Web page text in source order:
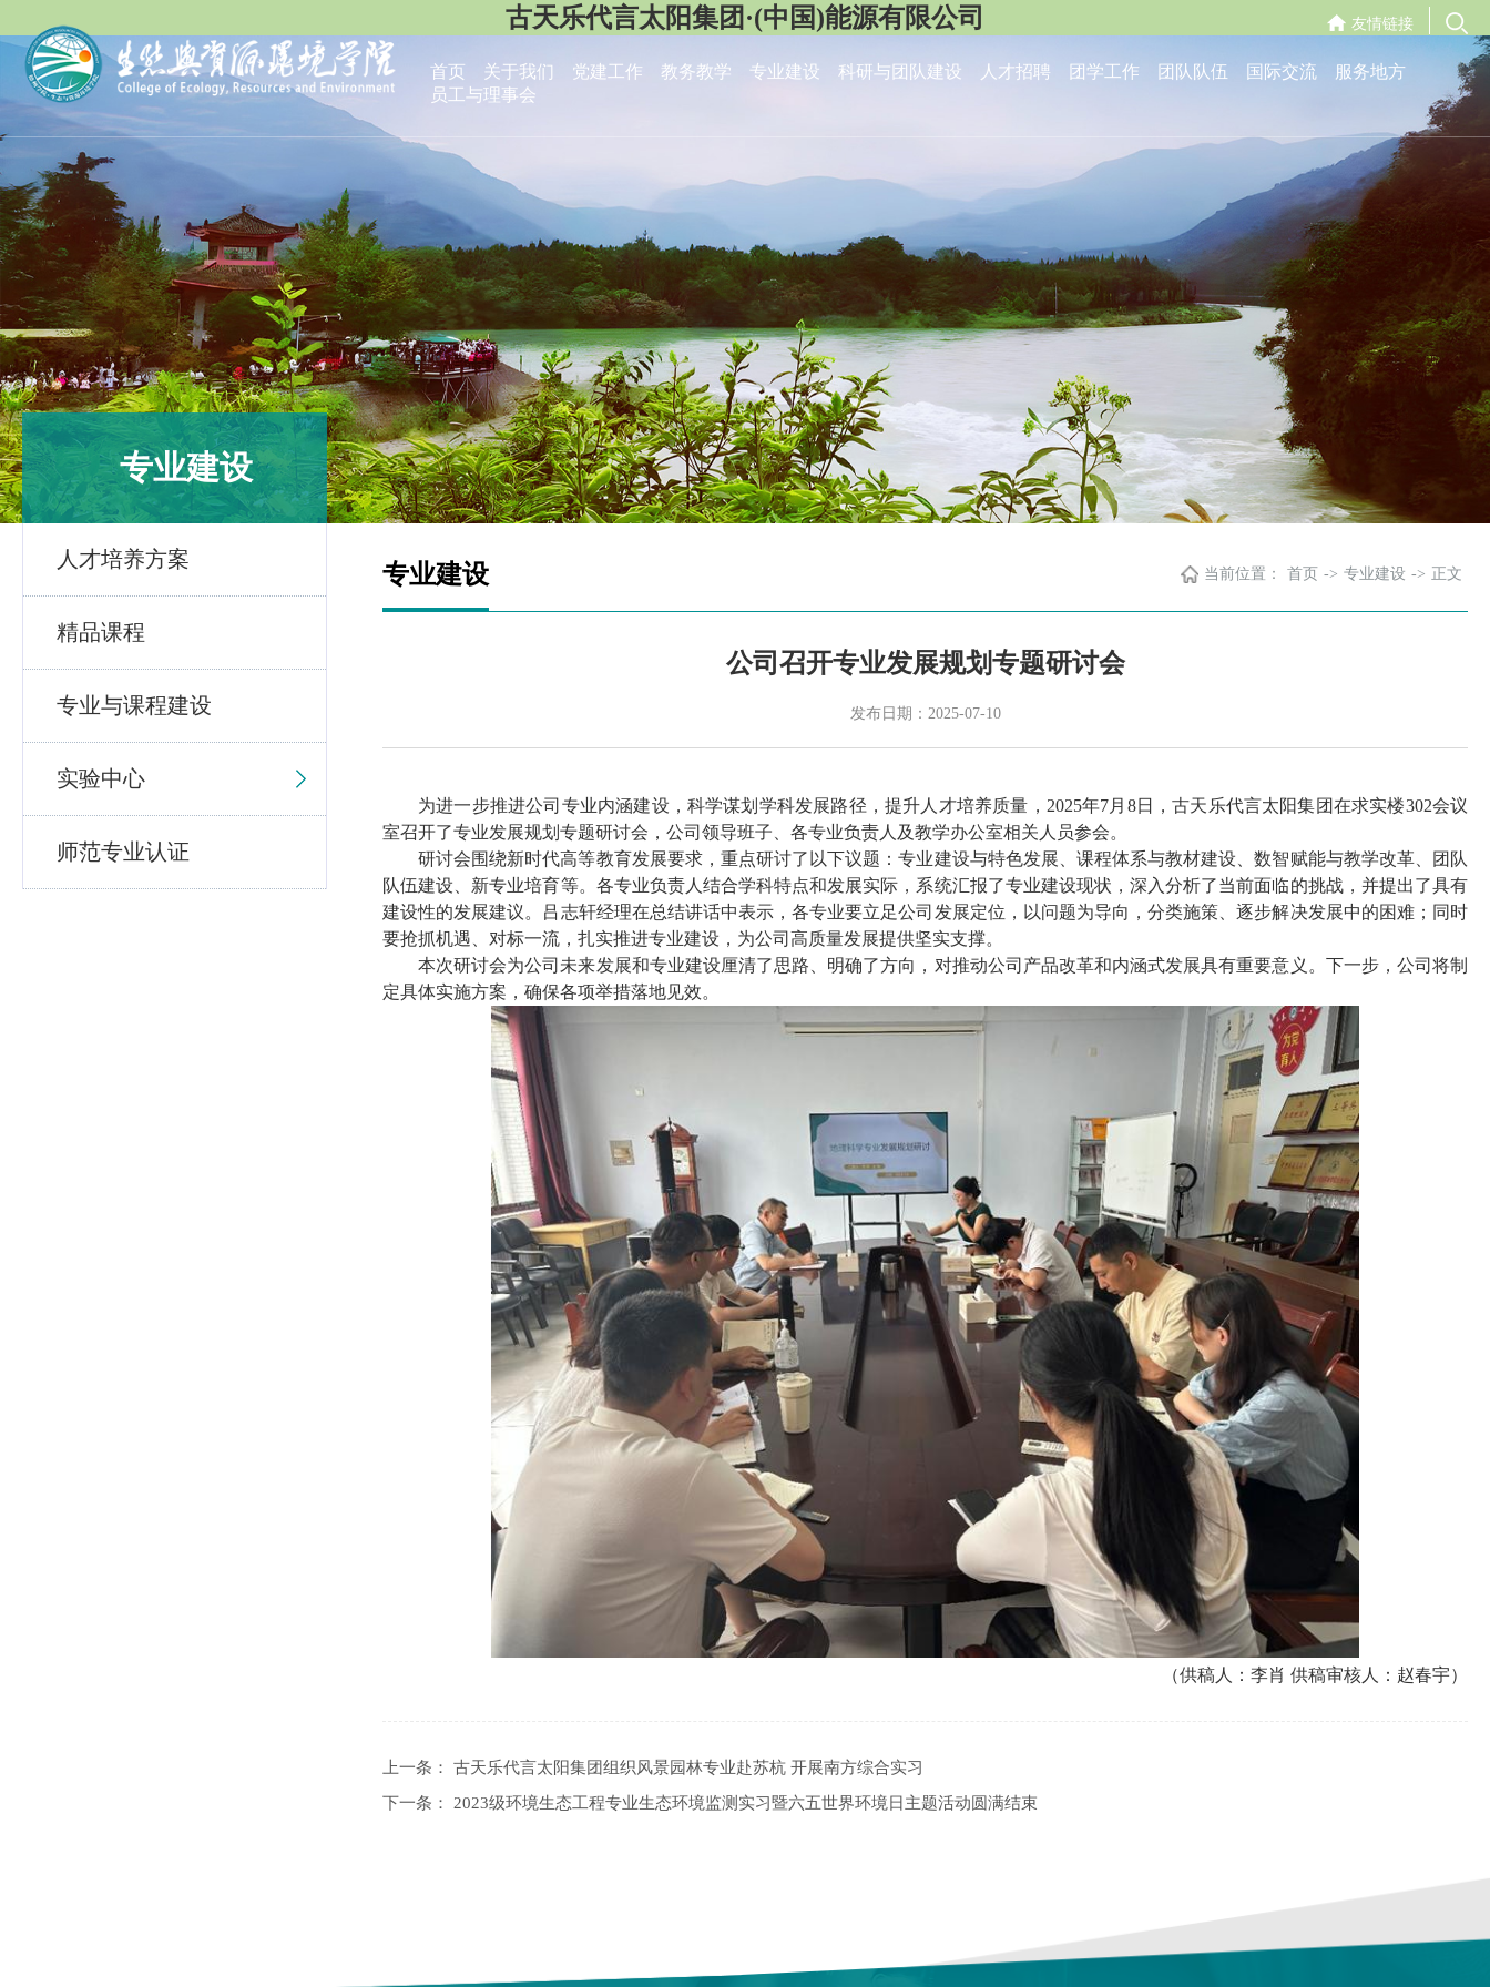
古天乐代言太阳集团·(中国)能源有限公司 友情链接
首页 关于我们 党建工作 教务教学 专业建设 科研与团队建设 人才招聘 团学工作 团队队伍 国际交流
服务地方
员工与理事会
专业建设
人才培养方案
精品课程
专业与课程建设
实验中心
师范专业认证
专业建设 当前位置： 首页 -> 专业建设 -> 正文
公司召开专业发展规划专题研讨会
发布日期：2025-07-10
为进一步推进公司专业内涵建设，科学谋划学科发展路径，提升人才培养质量， 2025年7月 8日，古天乐代言太阳集团在求实楼302会议
室召开了专业发展规划专题研讨会，公司领导班子、各专业负责人及教学办公室相关人员参会。
研讨会围绕新时代高等教育发展要求，重点研讨了以下议题：专业建设与特色发展、课程体系与教材建设、数智赋能与教学改革、团队
队伍建设、新专业培育等。各专业负责人结合学科特点和发展实际，系统汇报了专业建设现状，深入分析了当前面临的挑战，并提出了具有
建设性的发展建议。吕志轩经理在总结讲话中表示，各专业要立足公司发展定位，以问题为导向，分类施策、逐步解决发展中的困难；同时
要抢抓机遇、对标一流，扎实推进专业建设，为公司高质量发展提供坚实支撑。
本次研讨会为公司未来发展和专业建设厘清了思路、明确了方向，对推动公司产品改革和内涵式发展具有重要意义。下一步，公司将制
定具体实施方案，确保各项举措落地见效。
（供稿人：李肖 供稿审核人：赵春宇）
上一条： 古天乐代言太阳集团组织风景园林专业赴苏杭 开展南方综合实习
下一条： 2023级环境生态工程专业生态环境监测实习暨六五世界环境日主题活动圆满结束